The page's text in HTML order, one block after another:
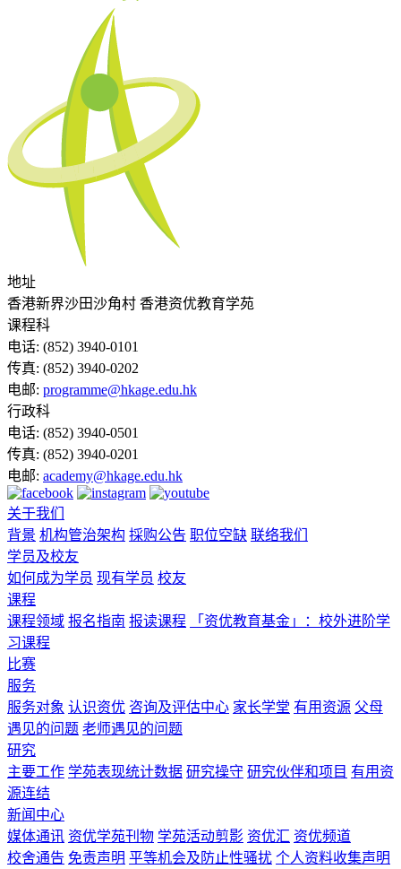
地址
香港新界沙田沙角村 香港资优教育学苑
课程科
电话: (852) 3940-0101
传真: (852) 3940-0202
电邮: programme@hkage.edu.hk
行政科
电话: (852) 3940-0501
传真: (852) 3940-0201
电邮: academy@hkage.edu.hk
关于我们
背景 机构管治架构 採购公告 职位空缺 联络我们
学员及校友
如何成为学员 现有学员 校友
课程
课程领域 报名指南 报读课程
「资优教育基金」：校外进阶学
习课程
比赛
服务
服务对象 认识资优 咨询及评估中心 家长学堂 有用资源 父母
遇见的问题 老师遇见的问题
研究
主要工作 学苑表现统计数据 研究操守 研究伙伴和项目 有用资
源连结
新闻中心
媒体通讯 资优学苑刊物 学苑活动剪影 资优汇 资优频道
校舍通告 免责声明 平等机会及防止性骚扰 个人资料收集声明